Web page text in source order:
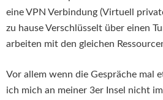
eine VPN Verbindung (Virtuell
zu hause Verschlüsselt über einen
arbeiten mit den gleichen
Vor allem wenn die Gespräche mal
ich mich an meiner 3er Insel nicht